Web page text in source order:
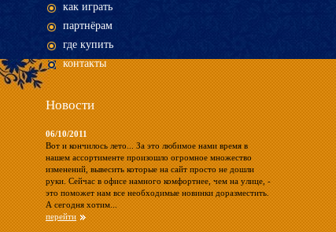
как играть
партнёрам
где купить
контакты
Новости
06/10/2011
Вот и кончилось лето... За это любимое нами время в
нашем ассортименте произошло огромное множество
изменений, вывесить которые на сайт просто не дошли
руки. Сейчас в офисе намного комфортнее, чем на улице, -
это поможет нам все необходимые новинки доразместить.
А сегодня хотим...
перейти